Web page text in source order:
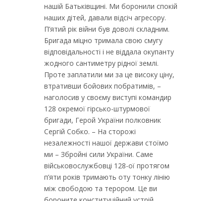
нашій Батьківщині. Ми боронили спокій
наших дітей, давали відсіч агресору.
П’ятий рік війни був доволі складним.
Бригада міцно тримала свою смугу
відповідальності і не віддала окупанту
жодного сантиметру рідної землі.
Проте заплатили ми за це високу ціну,
втративши бойових побратимів, –
наголосив у своєму виступі командир
128 окремої гірсько-штурмової
бригади, Герой України полковник
Сергій Собко. – На сторожі
незалежності нашої держави стоїмо
ми – Збройні сили України. Саме
військовослужбовці 128-ої протягом
п’яти років тримають оту тонку лінію
між свободою та терором. Це ви